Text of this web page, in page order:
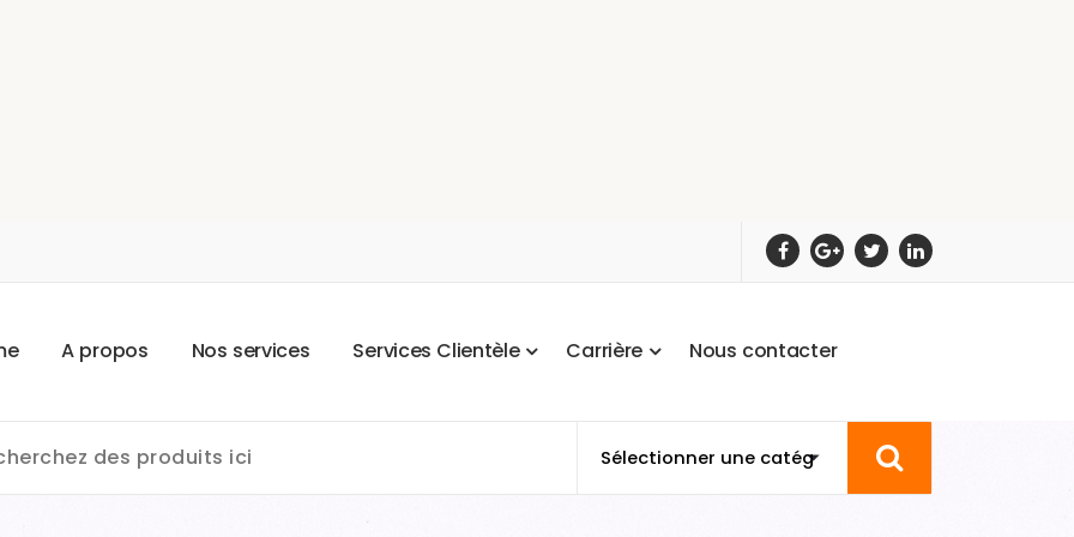
e A propos Nos services Services Clientèle Carrière Nous contacter